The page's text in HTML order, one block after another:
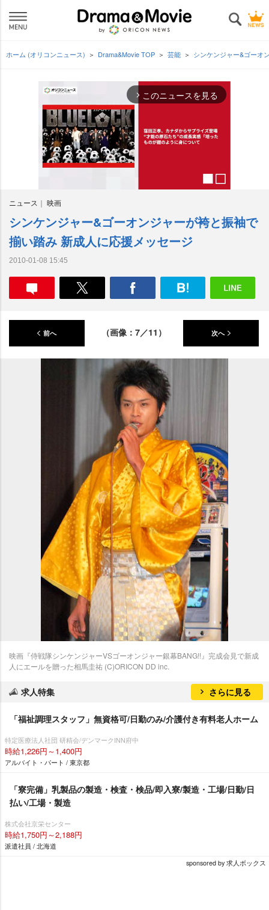
ホーム (オリコンニュース) Drama&Movie TOP 芸能 シンケンジャー&ゴーオ
arrow_forward_ios このニュースを見る
M
t
ニュース 映画
シンケンジャー&ゴーオンジャーが袴と振袖で
揃い踏み 新成人に応援メッセージ
2010-01-08 15:45
前へ （画像：7／11） 次へ
映画『侍戦隊シンケンジャーVSゴーオンジャー銀幕BANG!!』完成会見で新成
人にエールを贈った相馬圭祐 (C)ORICON DD inc.
求人特集 さらに見る
「福祉調理スタッフ」無資格可/日勤のみ/介護付き有料老人ホーム
特定医療法人社団 研精会/デンマークINN府中
時給1,226円～1,400円
アルバイト・パート / 東京都
「寮完備」乳製品の製造・検査・検品/即入寮/製造・工場/日勤/日
払い/工場・製造
株式会社京栄センター
時給1,750円～2,188円
派遣社員 / 北海道
sponsored by 求人ボックス